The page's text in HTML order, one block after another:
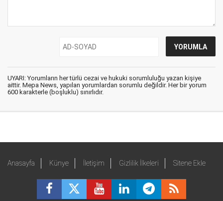
UYARI: Yorumların her türlü cezai ve hukuki sorumluluğu yazan kişiye
aittir. Mepa News, yapılan yorumlardan sorumlu değildir. Her bir yorum
600 karakterle (boşluklu) sınırlıdır.
Anasayfa Künye İletişim Gizlilik İlkeleri Sitene Ekle